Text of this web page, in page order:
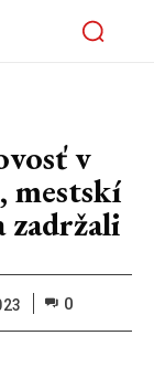
v
mestskí
0